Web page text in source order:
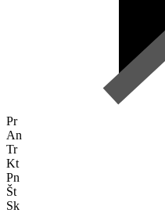
Pr
An
Tr
Kt
Pn
Št
Sk